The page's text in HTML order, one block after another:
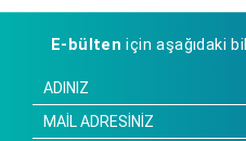
E-bülten için aşağıdaki